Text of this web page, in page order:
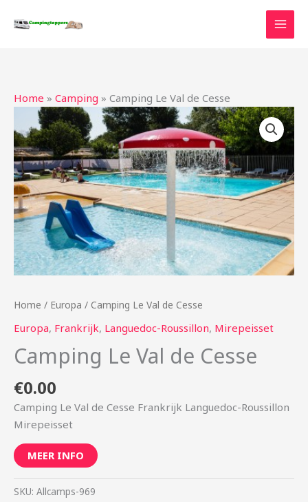
naar
Home » Camping » Camping Le Val de Cesse
Home / Europa / Camping Le Val de Cesse
Europa, Frankrijk, Languedoc-Roussillon, Mirepeisset
Camping Le Val de Cesse
€0.00
Camping Le Val de Cesse Frankrijk Languedoc-Roussillon
Mirepeisset
MEER INFO
SKU: Allcamps-969